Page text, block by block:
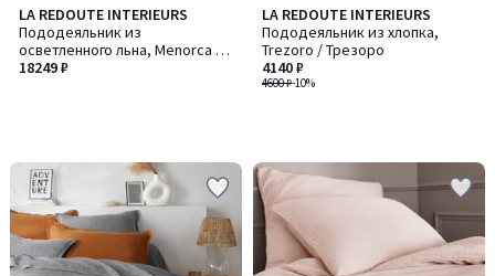
LA REDOUTE INTERIEURS
Пододеяльник из
осветленного льна, Menorca /
Менорка
18249 ₽
LA REDOUTE INTERIEURS
Пододеяльник из хлопка,
Trezoro / Трезоро
4600 ₽-10%
4140 ₽